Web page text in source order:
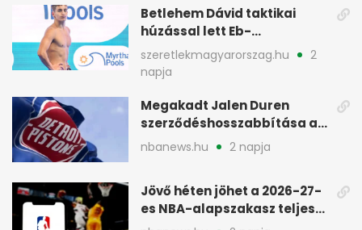
Betlehem Dávid taktikai
húzással lett Eb-
aranyérmes Párizsban
szeretlekmagyarorszag.hu
2
napja
Megakadt Jalen Duren
szerződéshosszabbítása a
Detroit Pistonsnál
nbanews.hu 2 napja
Jövő héten jöhet a 2026-27-
es NBA-alapszakasz teljes
menetrendje